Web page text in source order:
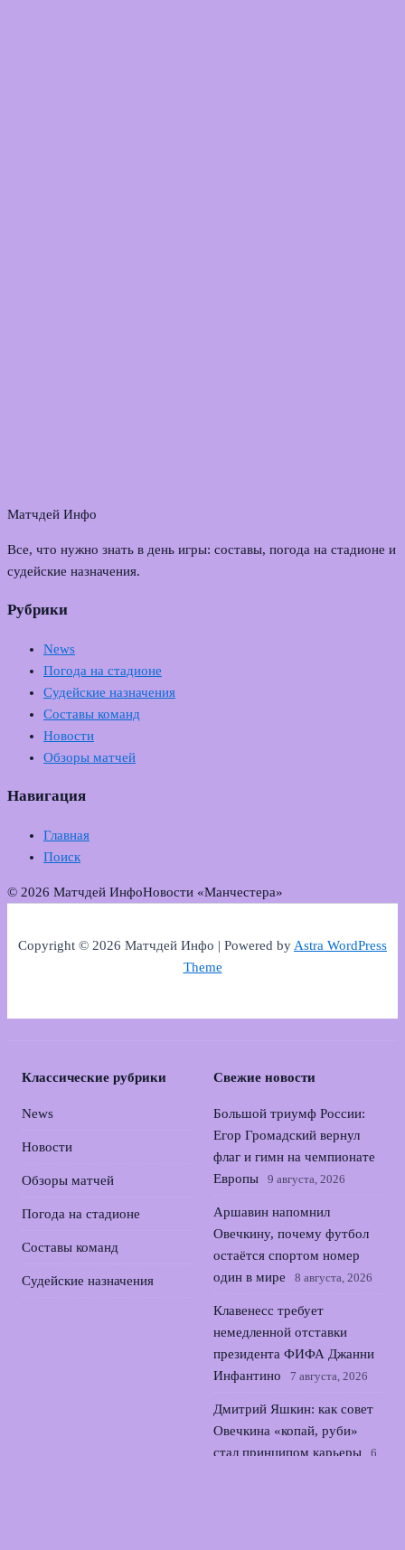
Матчдей Инфо
Все, что нужно знать в день игры: составы, погода на стадионе и
судейские назначения.
Рубрики
News
Погода на стадионе
Судейские назначения
Составы команд
Новости
Обзоры матчей
Навигация
Главная
Поиск
© 2026 Матчдей ИнфоНовости «Манчестера»
Copyright © 2026 Матчдей Инфо | Powered byAstra WordPress
Theme
Классические рубрики
News
Новости
Обзоры матчей
Погода на стадионе
Составы команд
Судейские назначения
Свежие новости
Большой триумф России:
Егор Громадский вернул
флаг и гимн на чемпионате
Европы
9 августа, 2026
Аршавин напомнил
Овечкину, почему футбол
остаётся спортом номер
один в мире
8 августа, 2026
Клавенесс требует
немедленной отставки
президента ФИФА Джанни
Инфантино
7 августа, 2026
Дмитрий Яшкин: как совет
Овечкина «копай, руби»
стал принципом карьеры
6